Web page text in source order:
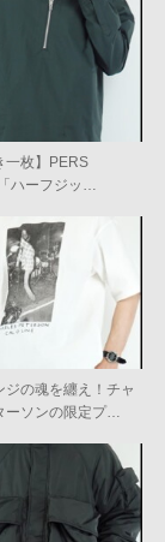
一枚】PERS
ハーフジッ…
ジの魂を纏え！チャ
ーソンの限定プ…